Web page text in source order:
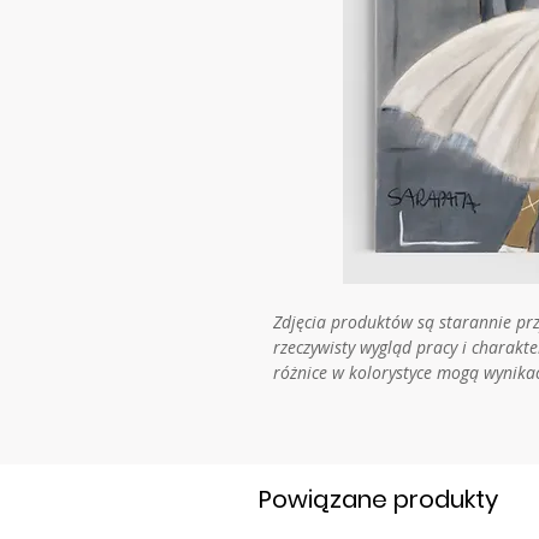
Zdjęcia produktów są starannie
rzeczywisty wygląd pracy i
różnice w kolorystyce mogą
Powiązane produkty